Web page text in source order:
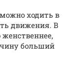
ходить в
движения. В
больший